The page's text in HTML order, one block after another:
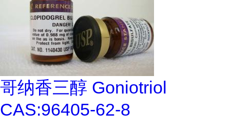
哥纳香三醇 Goniotriol
CAS:96405-62-8